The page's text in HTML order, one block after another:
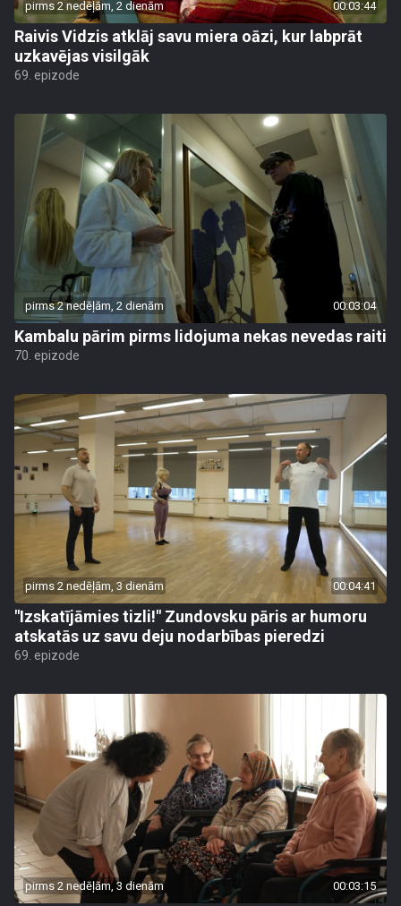
pirms 2 nedēļām, 2 dienām 00:03:44
Raivis Vidzis atklāj savu miera oāzi, kur labprāt
uzkavējas visilgāk
69. epizode
pirms 2 nedēļām, 2 dienām 00:03:04
Kambalu pārim pirms lidojuma nekas nevedas raiti
70. epizode
pirms 2 nedēļām, 3 dienām 00:04:41
"Izskatījāmies tizli!" Zundovsku pāris ar humoru
atskatās uz savu deju nodarbības pieredzi
69. epizode
pirms 2 nedēļām, 3 dienām 00:03:15